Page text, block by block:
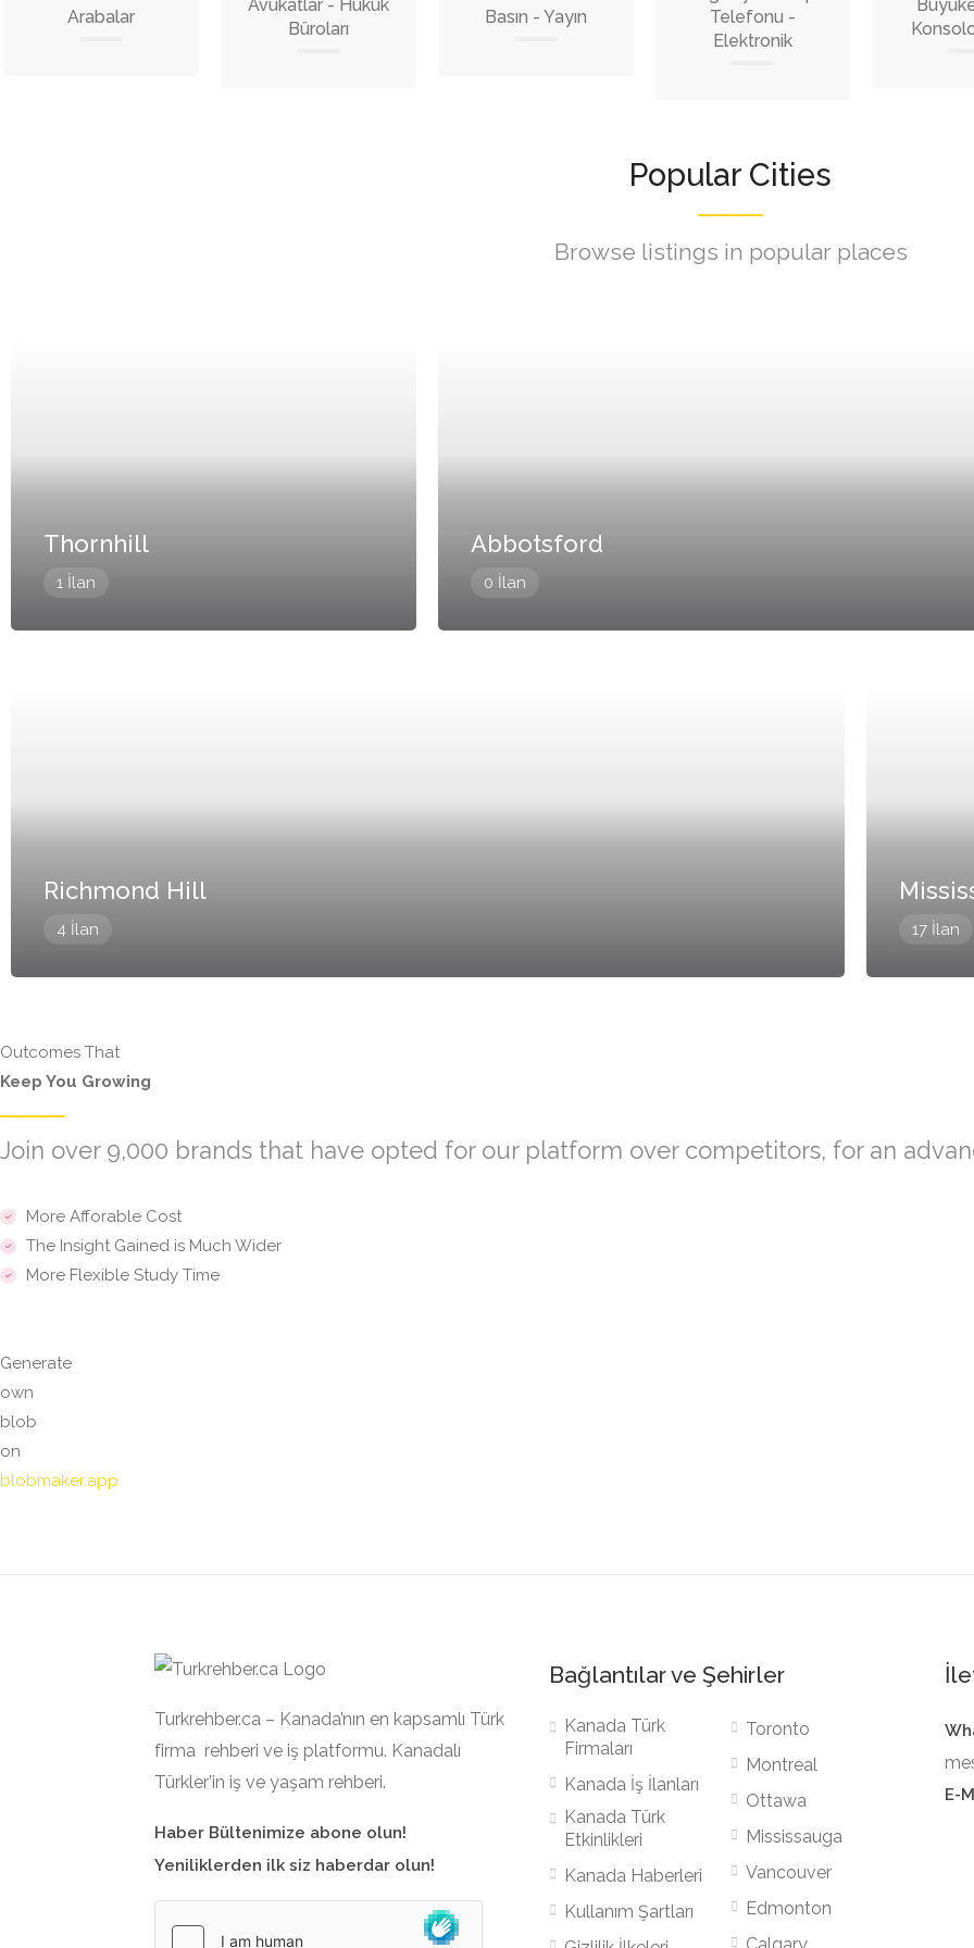
Arabalar
Avukatlar - Hukuk
Büroları
Basın - Yayın
Telefonu -
Elektronik
Popular Cities
Browse listings in popular places
Thornhill
1 İlan
Abbotsford
0 İlan
Richmond Hill
4 İlan 17 İlan
Outcomes That
Keep You Growing
Join over 9,000 brands that have opted for our platform over competitors, for an
More Afforable Cost
The Insight Gained is Much Wider
More Flexible Study Time
Generate
own
blob
on
blobmaker.app
Turkrehber.ca – Kanada’nın en kapsamlı Türk
firma rehberi ve iş platformu. Kanadalı
Türkler’in iş ve yaşam rehberi.
Haber Bültenimize abone olun!
Yeniliklerden ilk siz haberdar olun!
Bağlantılar ve Şehirler
Kanada Türk
Firmaları
Kanada İş İlanları
Kanada Türk
Etkinlikleri
Kanada Haberleri
Kullanım Şartları
Toronto
Montreal
Ottawa
Mississauga
Vancouver
Edmonton
E-